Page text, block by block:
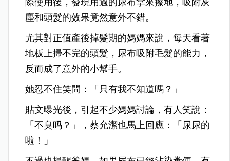
塵和頭髮的效果竟然意外不錯。
尤其對正值產後掉髮期的媽媽來說，每天看著
地板上掃不完的頭髮，尿布吸附毛髮的能力，
反而成了意外的小幫手。
她忍不住笑問：「只有我不知道嗎？」
貼文曝光後，引起不少媽媽討論，有人笑說：
「不臭吗？」，蔡允潔也馬上回應：「尿尿的
啦！」